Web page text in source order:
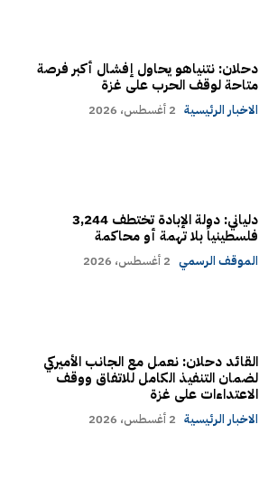
دحلان: نتنياهو يحاول إفشال أكبر فرصة
متاحة لوقف الحرب على غزة
الاخبار الرئيسية 2 أغسطس، 2026
دلياني: دولة الإبادة تختطف 3,244
فلسطينياً بلا تهمة أو محاكمة
الموقف الرسمي 2 أغسطس، 2026
القائد دحلان: نعمل مع الجانب الأميركي
لضمان التنفيذ الكامل للاتفاق ووقف
الاعتداءات على غزة
الاخبار الرئيسية 2 أغسطس، 2026